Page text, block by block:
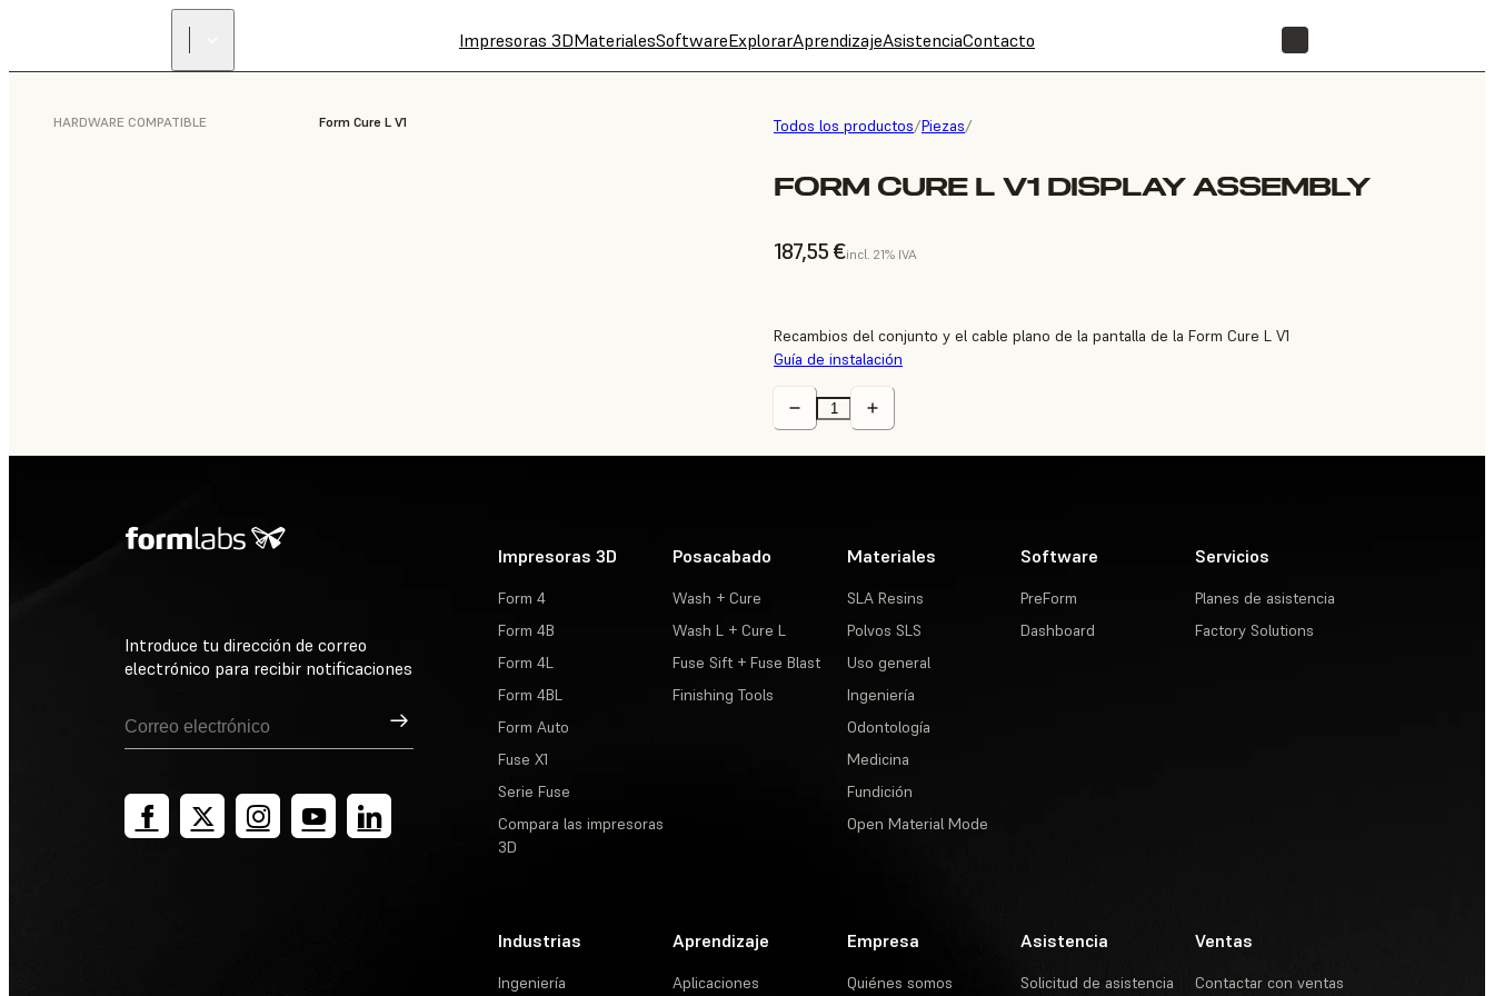
Impresoras 3DMaterialesSoftwareExplorarAprendizajeAsistenciaContacto
Todos los productos/Piezas/
FORM CURE L V1 DISPLAY ASSEMBLY
187,55 €incl. 21% IVA
HARDWARE COMPATIBLE Form Cure L V1
Recambios del conjunto y el cable plano de la pantalla de la Form Cure L V1
Guía de instalación
Introduce tu dirección de correo
electrónico para recibir notificaciones
Suscribirse
Impresoras 3D
Form 4
Form 4B
Form 4L
Form 4BL
Form Auto
Fuse X1
Serie Fuse
Compara las impresoras
3D
Posacabado
Wash + Cure
Wash L + Cure L
Fuse Sift + Fuse Blast
Finishing Tools
Materiales
SLA Resins
Polvos SLS
Uso general
Ingeniería
Odontología
Medicina
Fundición
Open Material Mode
Software
PreForm
Dashboard
Servicios
Planes de asistencia
Factory Solutions
Industrias
Ingeniería
Aprendizaje
Aplicaciones
Empresa
Quiénes somos
Asistencia
Solicitud de asistencia
Ventas
Contactar con ventas